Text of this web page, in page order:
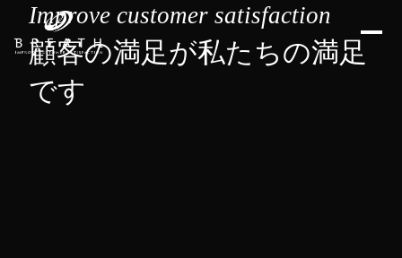
Improve customer satisfaction
顧客の満足が私たちの満足
です